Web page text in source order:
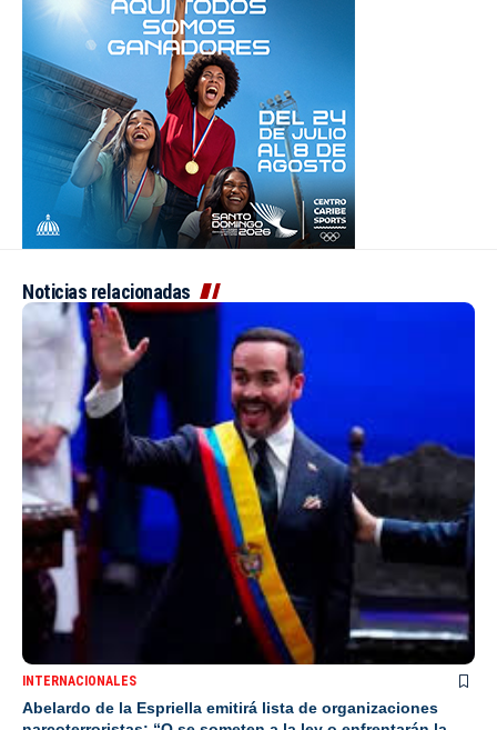
Noticias relacionadas
INTERNACIONALES
Abelardo de la Espriella emitirá lista de organizaciones